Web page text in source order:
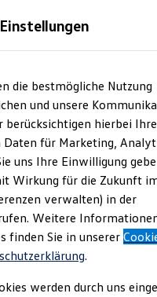
Gebrauchtwagen
die bestmögliche Nutzung
und unsere
berücksichtigen hierbei Ihre
für Marketing,
uns Ihre Einwilligung
Wirkung für die Zukunft
verwalten) in der
Weitere
finden Sie in unserer
.
werden durch uns